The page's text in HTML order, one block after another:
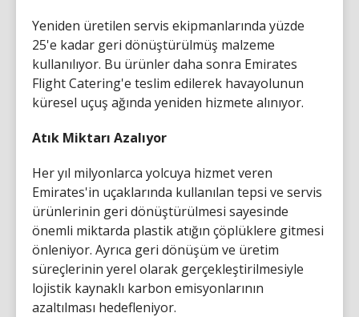
Yeniden üretilen servis ekipmanlarında yüzde
25'e kadar geri dönüştürülmüş malzeme
kullanılıyor. Bu ürünler daha sonra Emirates
Flight Catering'e teslim edilerek havayolunun
küresel uçuş ağında yeniden hizmete alınıyor.
Atık Miktarı Azalıyor
Her yıl milyonlarca yolcuya hizmet veren
Emirates'in uçaklarında kullanılan tepsi ve servis
ürünlerinin geri dönüştürülmesi sayesinde
önemli miktarda plastik atığın çöplüklere gitmesi
önleniyor. Ayrıca geri dönüşüm ve üretim
süreçlerinin yerel olarak gerçekleştirilmesiyle
lojistik kaynaklı karbon emisyonlarının
azaltılması hedefleniyor.